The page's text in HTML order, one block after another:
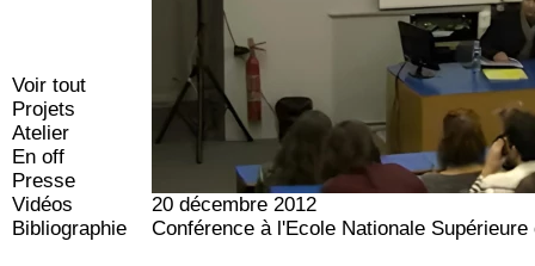
Voir tout
Projets
Atelier
En off
Presse
Vidéos
Bibliographie
20 décembre 2012
Conférence à l'Ecole Nationale